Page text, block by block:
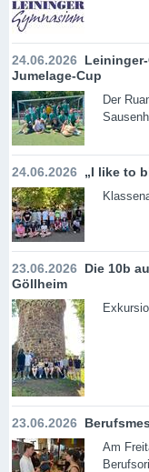
24.06.2026
Jumelage-Cup
Der
24.06.2026 „I like to
23.06.2026 Die 10b
Göllheim
23.06.2026
Am